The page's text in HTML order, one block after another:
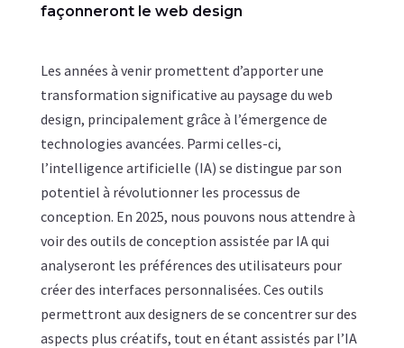
façonneront le web design
Les années à venir promettent d’apporter une
transformation significative au paysage du web
design, principalement grâce à l’émergence de
technologies avancées. Parmi celles-ci,
l’intelligence artificielle (IA) se distingue par son
potentiel à révolutionner les processus de
conception. En 2025, nous pouvons nous attendre à
voir des outils de conception assistée par IA qui
analyseront les préférences des utilisateurs pour
créer des interfaces personnalisées. Ces outils
permettront aux designers de se concentrer sur des
aspects plus créatifs, tout en étant assistés par l’IA